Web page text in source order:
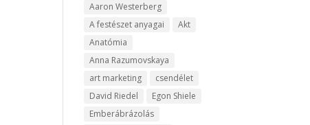
Aaron Westerberg
A festészet anyagai
Akt
Anatómia
Anna Razumovskaya
art marketing
csendélet
David Riedel
Egon Shiele
Emberábrázolás